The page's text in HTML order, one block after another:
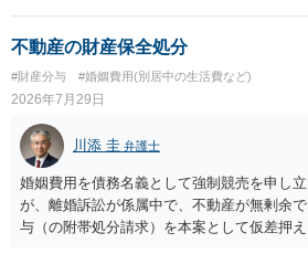
不動産の財産保全処分
#財産分与 #婚姻費用(別居中の生活費など)
2026年7月29日
川添 圭 弁護士
婚姻費用を債務名義として強制競売を申し
が、離婚訴訟が係属中で、不動産が無剰余
与（の附帯処分請求）を本案として仮差押